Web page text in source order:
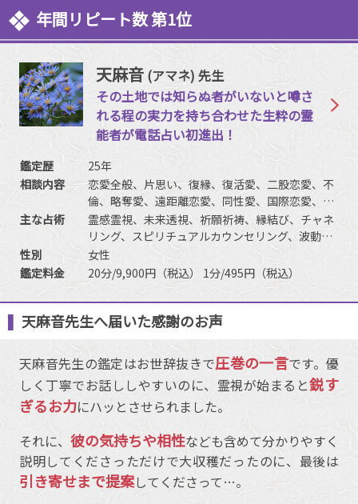
年間リピート数 第1位
天麻音 (アマネ) 先生
その土地では知らぬ者がいないと噂さ
れる程の実力を持ち合わせた生粋の霊
能者が電話占い初進出！
鑑定歴
25年
相談内容
恋愛全般、片思い、復縁、復活愛、二股恋愛、不
倫、略奪愛、遠距離恋愛、同性愛、国際恋愛、浮
気、結婚、離婚、夫婦問題、家族/家庭問題、親
子、育児、教育、介護、引っ越し、人間関係、仕
事全般、適職、経営、進路、相性、ママ友、相手
の気持ち、人生相談、開運、運勢、健康、動物、
故人、など
主な占術
霊感霊視、未来透視、祈願祈祷、縁結び、チャネ
リング、スピリチュアルカウンセリング、波動修
正、思念伝達、引き寄せ、ヒーリング、命名/改
名、アニマルコミュニケーション
性別
女性
鑑定料金
20分/9,900円（税込） 1分/495円（税込）
天麻音先生へ届いた感謝のお声
天麻音先生の鑑定はお世辞抜きで圧巻の一言です。優
しく丁寧でお話ししやすいのに、霊視が始まると鋭す
ぎるお力にハッとさせられました。
それに、 彼の気持ちや相性なども含めて分かりやすく
説明してくださっただけで大収穫だったのに、最後は
引き寄せまで提案してくださって…。